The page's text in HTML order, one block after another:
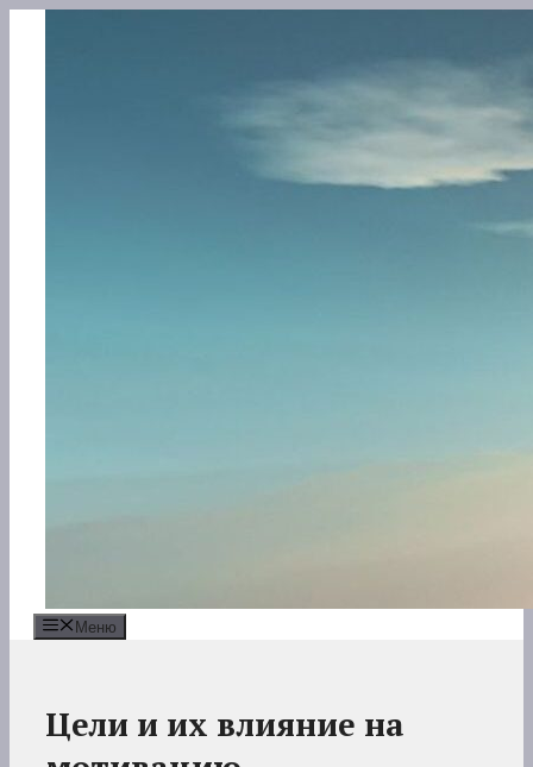
Меню
Цели и их влияние на